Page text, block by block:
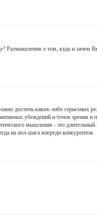
Размышления о том, куда и зачем
достичь каких-либо серьезных
убеждений и точек зрения и
мышления - это длительный
на пол-шага впереди конкурентов.